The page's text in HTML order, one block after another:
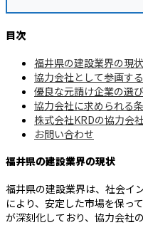
目次
福井県の建設業界の現状
協力会社として参画す
優良な元請け企業の選
協力会社に求められる
株式会社KRDの協力会
お問い合わせ
福井県の建設業界の現状
福井県の建設業界は、社会イ
により、安定した市場を保っ
が深刻化しており、協力会社